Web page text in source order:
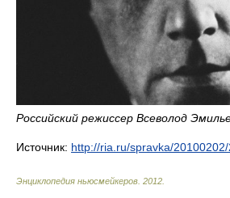
Российский режиссер Всеволод
Источник: http://ria.ru/spravka/
Энциклопедия ньюсмейкеров 2012